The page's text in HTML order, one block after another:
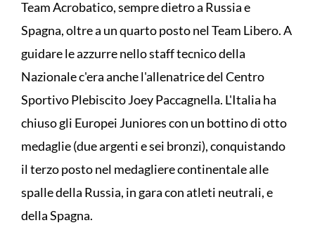
Team Acrobatico, sempre dietro a Russia e
Spagna, oltre a un quarto posto nel Team Libero. A
guidare le azzurre nello staff tecnico della
Nazionale c'era anche l'allenatrice del Centro
Sportivo Plebiscito Joey Paccagnella. L'Italia ha
chiuso gli Europei Juniores con un bottino di otto
medaglie (due argenti e sei bronzi), conquistando
il terzo posto nel medagliere continentale alle
spalle della Russia, in gara con atleti neutrali, e
della Spagna.